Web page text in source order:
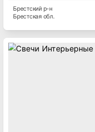
Брестскийр-н
Брестская обл.